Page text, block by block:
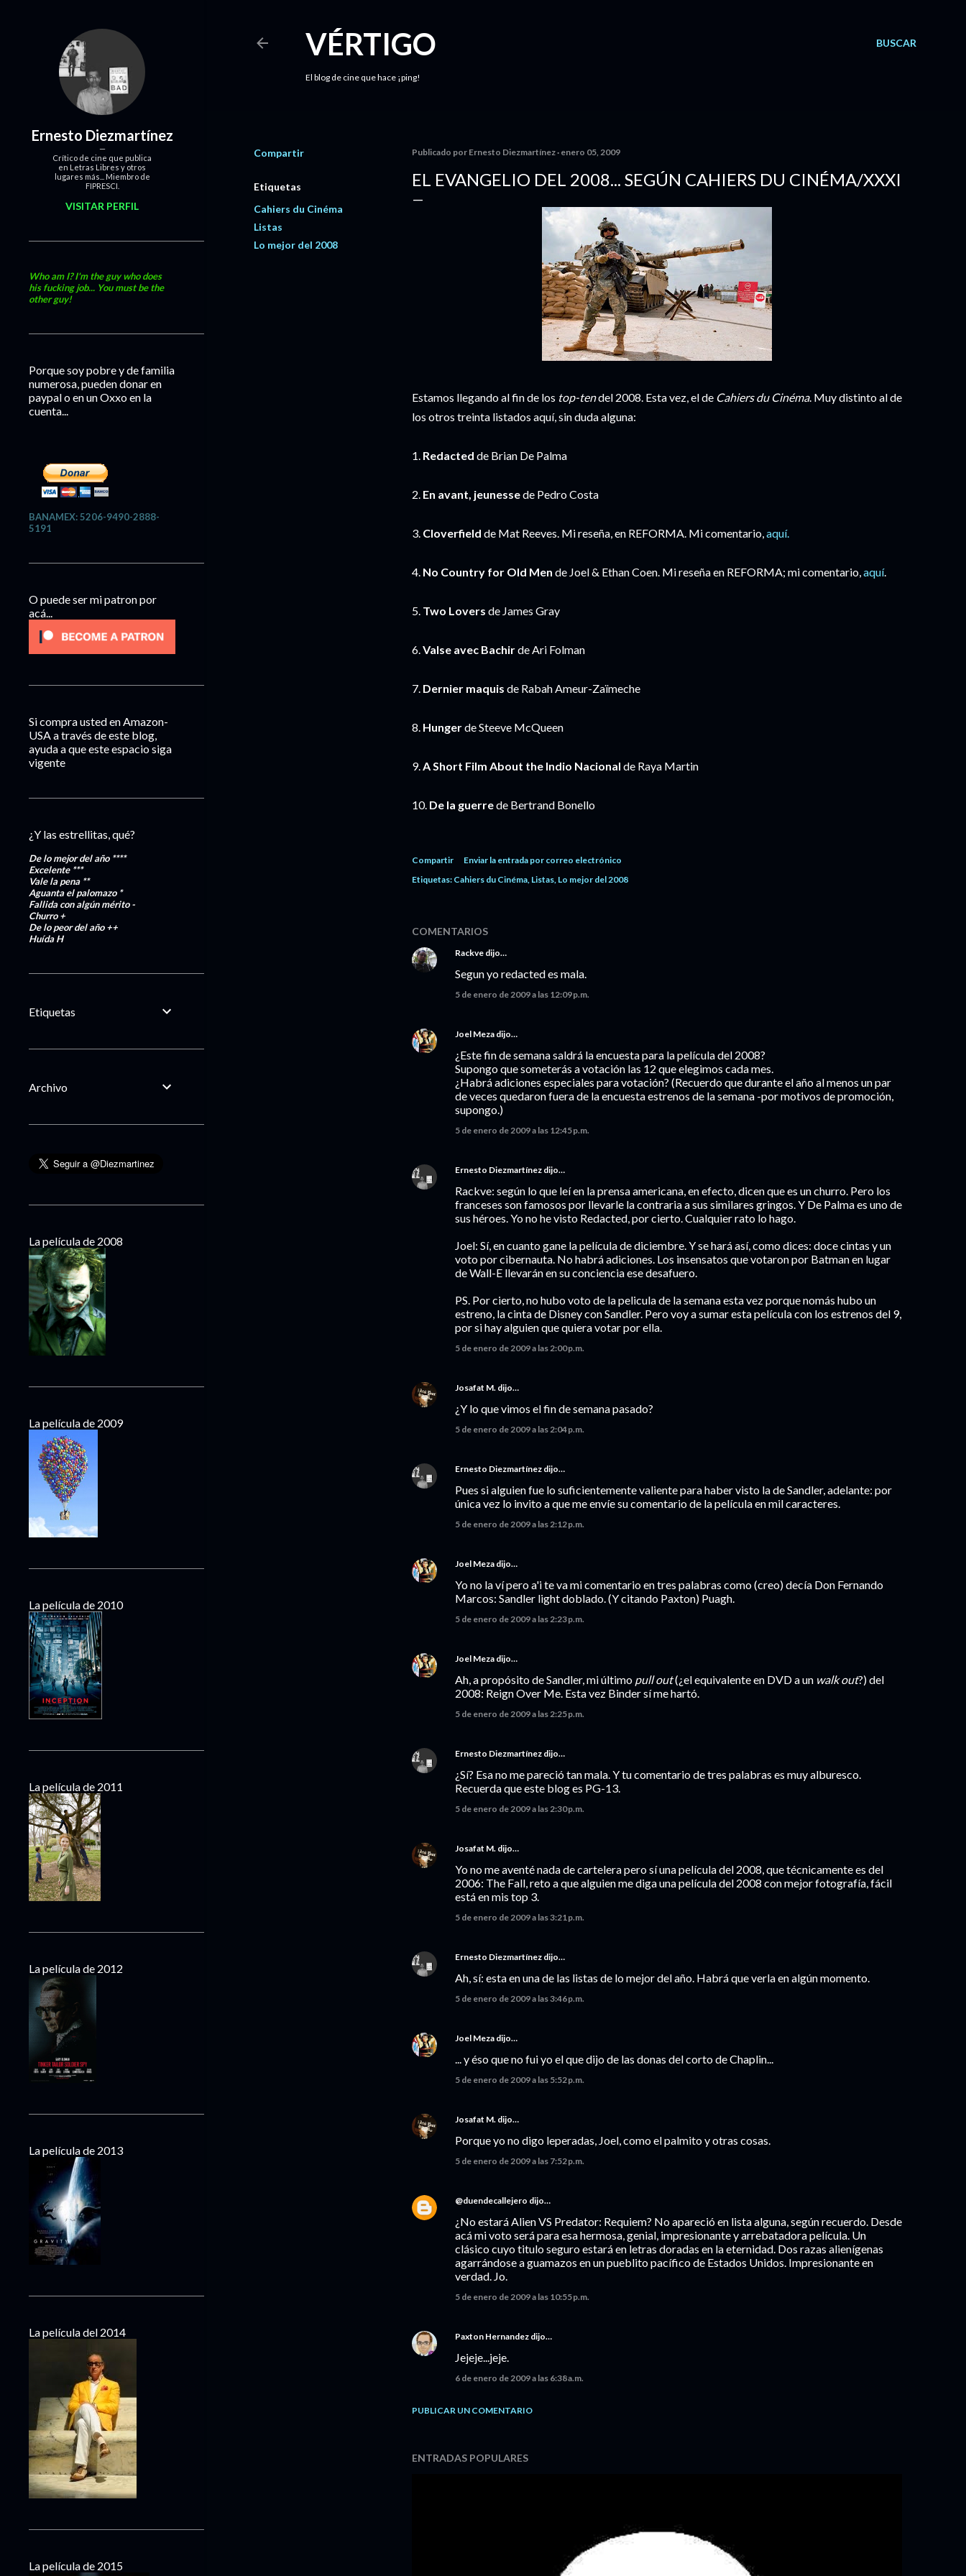
BUSCAR
VÉRTIGO
El blog de cine que hace ¡ping!
Compartir
Etiquetas
Cahiers du Cinéma
Listas
Lo mejor del 2008
Publicado por Ernesto Diezmartínez enero 05, 2009
EL EVANGELIO DEL 2008... SEGÚN CAHIERS DU CINÉMA/XXXI
Estamos llegando al fin de los top-tendel 2008. Esta vez, el de Cahiers du Cinéma. Muy distinto al de
los otros treinta listados aquí, sin duda alguna:
1. Redacted de Brian De Palma
2. En avant, jeunessede Pedro Costa
3. Cloverfield de Mat Reeves. Mi reseña, en REFORMA. Mi comentario,aquí.
4. No Country for Old Men de Joel & Ethan Coen. Mi reseña en REFORMA; mi comentario,aquí.
5. Two Lovers de James Gray
6.Valse avec Bachirde Ari Folman
7. Dernier maquis de Rabah Ameur-Zaïmeche
8. Hungerde Steeve McQueen
9.A Short Film About the Indio Nacional de Raya Martin
10. De la guerrede Bertrand Bonello
Compartir
Enviar la entrada por correo electrónico
Etiquetas: Cahiers du Cinéma Listas Lo mejor del 2008
COMENTARIOS
Rackve dijo…
Segun yo redacted es mala.
5 de enero de 2009 a las 12:09 p.m.
Joel Meza dijo…
¿Este fin de semana saldrá la encuesta para la película del 2008?
Supongo que someterás a votación las 12 que elegimos cada mes.
¿Habrá adiciones especiales para votación? (Recuerdo que durante el año al menos un par
de veces quedaron fuera de la encuesta estrenos de la semana -por motivos de promoción,
supongo.)
5 de enero de 2009 a las 12:45 p.m.
Ernesto Diezmartínez dijo…
Rackve: según lo que leí en la prensa americana, en efecto, dicen que es un churro. Pero los
franceses son famosos por llevarle la contraria a sus similares gringos. Y De Palma es uno de
sus héroes. Yo no he visto Redacted, por cierto. Cualquier rato lo hago.
Joel: Sí, en cuanto gane la película de diciembre. Y se hará así, como dices: doce cintas y un
voto por cibernauta. No habrá adiciones. Los insensatos que votaron por Batman en lugar
de Wall-E llevarán en su conciencia ese desafuero.
PS. Por cierto, no hubo voto de la pelicula de la semana esta vez porque nomás hubo un
estreno, la cinta de Disney con Sandler. Pero voy a sumar esta película con los estrenos del 9,
por si hay alguien que quiera votar por ella.
5 de enero de 2009 a las 2:00 p.m.
Josafat M. dijo…
¿Y lo que vimos el fin de semana pasado?
5 de enero de 2009 a las 2:04 p.m.
Ernesto Diezmartínez dijo…
Pues si alguien fue lo suficientemente valiente para haber visto la de Sandler, adelante: por
única vez lo invito a que me envíe su comentario de la película en mil caracteres.
5 de enero de 2009 a las 2:12 p.m.
Joel Meza dijo…
Yo no la ví pero a'i te va mi comentario en tres palabras como (creo) decía Don Fernando
Marcos: Sandler light doblado. (Y citando Paxton) Puagh.
5 de enero de 2009 a las 2:23 p.m.
Joel Meza dijo…
Ah, a propósito de Sandler, mi último pull out(¿el equivalente en DVD a un walk out?) del
2008: Reign Over Me. Esta vez Binder sí me hartó.
5 de enero de 2009 a las 2:25 p.m.
Ernesto Diezmartínez dijo…
¿Sí? Esa no me pareció tan mala. Y tu comentario de tres palabras es muy alburesco.
Recuerda que este blog es PG-13.
5 de enero de 2009 a las 2:30 p.m.
Josafat M. dijo…
Yo no me aventé nada de cartelera pero sí una película del 2008, que técnicamente es del
2006: The Fall, reto a que alguien me diga una película del 2008 con mejor fotografía, fácil
está en mis top 3.
5 de enero de 2009 a las 3:21 p.m.
Ernesto Diezmartínez dijo…
Ah, sí: esta en una de las listas de lo mejor del año. Habrá que verla en algún momento.
5 de enero de 2009 a las 3:46 p.m.
Joel Meza dijo…
... y éso que no fui yo el que dijo de las donas del corto de Chaplin...
5 de enero de 2009 a las 5:52 p.m.
Josafat M. dijo…
Porque yo no digo leperadas, Joel, como el palmito y otras cosas.
5 de enero de 2009 a las 7:52 p.m.
@duendecallejero dijo…
¿No estará Alien VS Predator: Requiem? No apareció en lista alguna, según recuerdo. Desde
acá mi voto será para esa hermosa, genial, impresionante y arrebatadora película. Un
clásico cuyo titulo seguro estará en letras doradas en la eternidad. Dos razas alienígenas
agarrándose a guamazos en un pueblito pacífico de Estados Unidos. Impresionante en
verdad. Jo.
5 de enero de 2009 a las 10:55 p.m.
Paxton Hernandez dijo…
Jejeje...jeje.
6 de enero de 2009 a las 6:38 a.m.
PUBLICAR UN COMENTARIO
ENTRADAS POPULARES
Ernesto Diezmartínez
Crítico de cine que publica
en Letras Libres y otros
lugares más... Miembro de
FIPRESCI.
VISITAR PERFIL
Who am I? I'm the guy who does
his fucking job... You must be the
other guy!
Porque soy pobre y de familia
numerosa, pueden donar en
paypal o en un Oxxo en la
cuenta...
BANAMEX: 5206-9490-2888-
5191
O puede ser mi patron por
acá...
Si compra usted en Amazon-
USA a través de este blog,
ayuda a que este espacio siga
vigente
¿Y las estrellitas, qué?
De lo mejor del año ****
Excelente***
Vale la pena **
Aguanta el palomazo *
Fallida con algún mérito-
Churro+
De lo peor del año++
HuídaH
Etiquetas
Archivo
La película de 2008
La película de 2009
La película de 2010
La película de 2011
La película de 2012
La película de 2013
La película del 2014
La película de 2015